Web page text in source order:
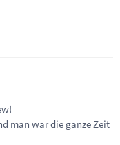
man war die ganze Zeit